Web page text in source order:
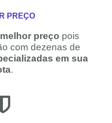
PREÇO
preço pois
com dezenas de
em sua
.